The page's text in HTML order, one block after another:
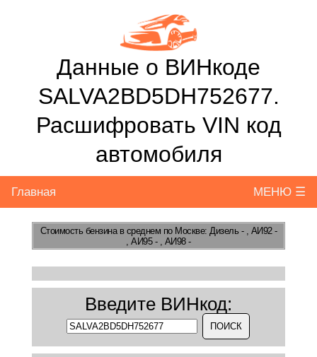
Данные о ВИНкоде
SALVA2BD5DH752677.
Расшифровать VIN код
автомобиля
Главная МЕНЮ ☰
Стоимость бензинав среднем по Москве: Дизель - , АИ92 -
, АИ95 - , АИ98 -
Введите ВИНкод: